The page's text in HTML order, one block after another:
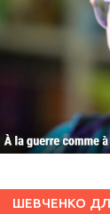
ШЕВЧЕНКО